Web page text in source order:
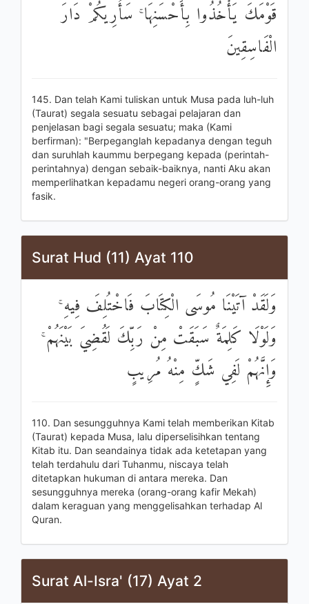
قَوْمَكَ يَأْخُذُوا بِأَحْسَنِهَا ۚ سَأُرِيكُمْ دَارَ
الْفَاسِقِينَ
145. Dan telah Kami tuliskan untuk Musa pada luh-luh
(Taurat) segala sesuatu sebagai pelajaran dan
penjelasan bagi segala sesuatu; maka (Kami
berfirman): "Berpeganglah kepadanya dengan teguh
dan suruhlah kaummu berpegang kepada (perintah-
perintahnya) dengan sebaik-baiknya, nanti Aku akan
memperlihatkan kepadamu negeri orang-orang yang
fasik.
Surat Hud (11) Ayat 110
وَلَقَدْ آتَيْنَا مُوسَى الْكِتَابَ فَاخْتُلِفَ فِيهِ ۚ
وَلَوْلَا كَلِمَةٌ سَبَقَتْ مِنْ رَبِّكَ لَقُضِيَ بَيْنَهُمْ ۚ
وَإِنَّهُمْ لَفِي شَكٍّ مِنْهُ مُرِيبٍ
110. Dan sesungguhnya Kami telah memberikan Kitab
(Taurat) kepada Musa, lalu diperselisihkan tentang
Kitab itu. Dan seandainya tidak ada ketetapan yang
telah terdahulu dari Tuhanmu, niscaya telah
ditetapkan hukuman di antara mereka. Dan
sesungguhnya mereka (orang-orang kafir Mekah)
dalam keraguan yang menggelisahkan terhadap Al
Quran.
Surat Al-Isra' (17) Ayat 2